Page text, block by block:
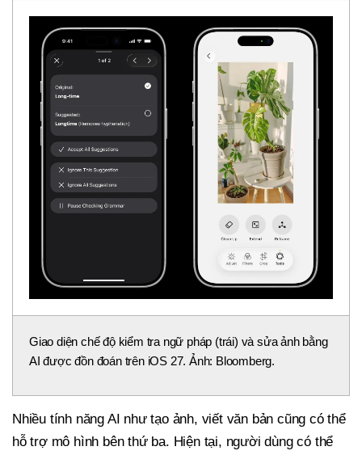
Giao diện chế độ kiểm tra ngữ pháp (trái) và sửa ảnh bằng
AI được đồn đoán trên iOS 27. Ảnh: Bloomberg.
Nhiều tính năng AI như tạo ảnh, viết văn bản cũng có thể
hỗ trợ mô hình bên thứ ba. Hiện tại, người dùng có thể